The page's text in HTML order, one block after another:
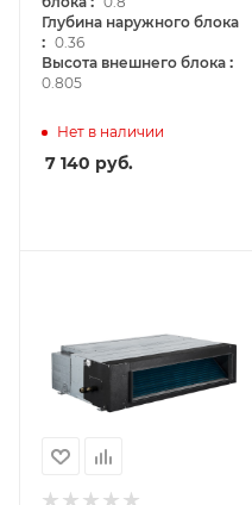
Глубина наружного блока
: 0.36
Высота внешнего блока :
0.805
Нет в наличии
7 140 руб.